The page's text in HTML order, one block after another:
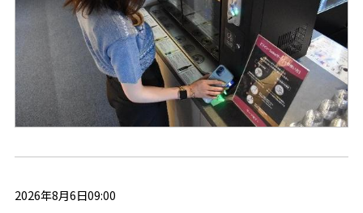
2026年8月6日09:00